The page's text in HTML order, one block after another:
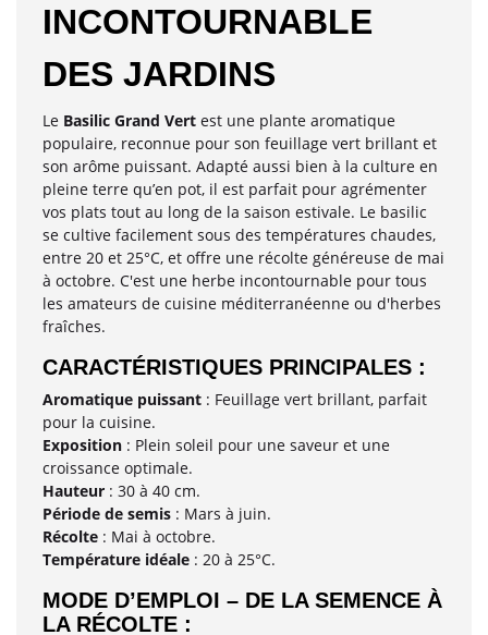
INCONTOURNABLE
DES JARDINS
Le Basilic Grand Vert est une plante aromatique
populaire, reconnue pour son feuillage vert brillant et
son arôme puissant. Adapté aussi bien à la culture en
pleine terre qu’en pot, il est parfait pour agrémenter
vos plats tout au long de la saison estivale. Le basilic
se cultive facilement sous des températures chaudes,
entre 20 et 25°C, et offre une récolte généreuse de mai
à octobre. C'est une herbe incontournable pour tous
les amateurs de cuisine méditerranéenne ou d'herbes
fraîches.
CARACTÉRISTIQUES PRINCIPALES :
Aromatique puissant : Feuillage vert brillant, parfait
pour la cuisine.
Exposition : Plein soleil pour une saveur et une
croissance optimale.
Hauteur : 30 à 40 cm.
Période de semis : Mars à juin.
Récolte : Mai à octobre.
Température idéale : 20 à 25°C.
MODE D’EMPLOI – DE LA SEMENCE À
LA RÉCOLTE :